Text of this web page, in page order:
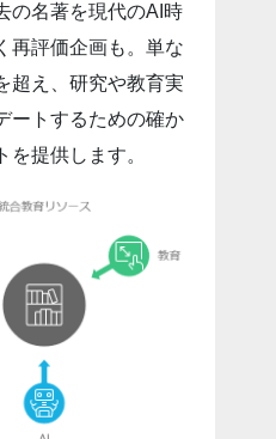
の名著を現代のAI時
再評価企画も。単な
超え、研究や教育実
ートするための確か
を提供します。